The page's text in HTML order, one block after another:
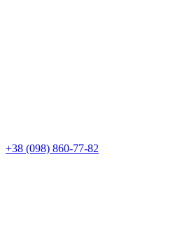
+38 (098) 860-77-82